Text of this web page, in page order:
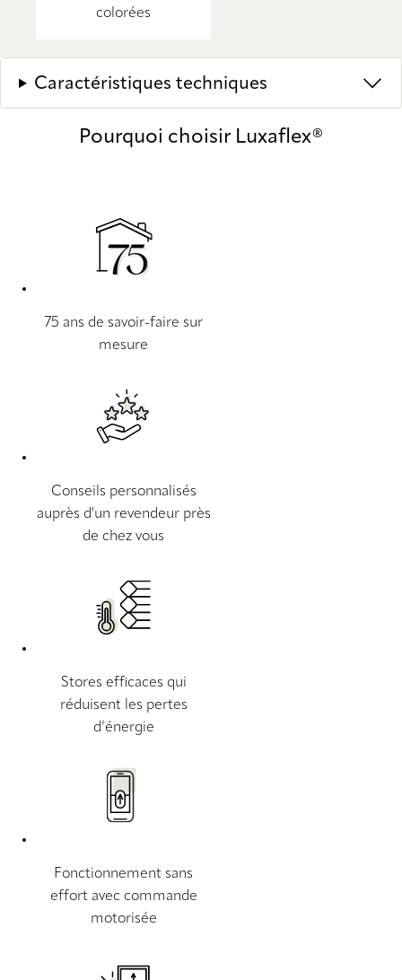
colorées
Caractéristiques techniques
Pourquoi choisir Luxaflex®
75 ans de savoir-faire sur
mesure
Conseils personnalisés
auprès d'un revendeur près
de chez vous
Stores efficaces qui
réduisent les pertes
d’énergie
Fonctionnement sans
effort avec commande
motorisée